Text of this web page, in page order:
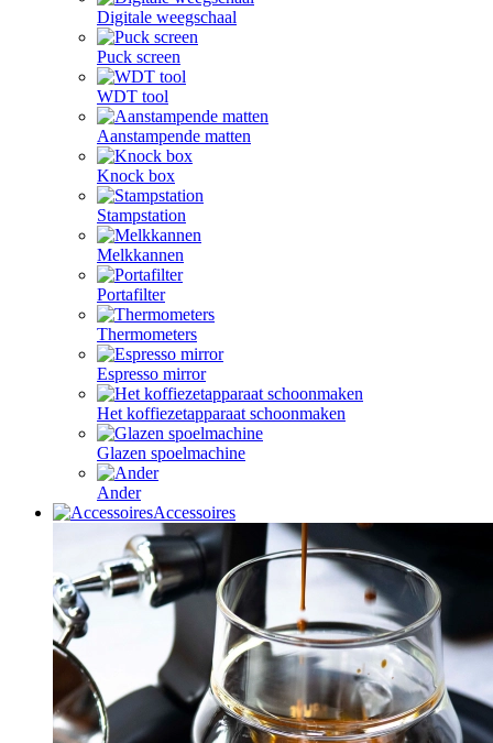
Digitale weegschaal
Puck screen
WDT tool
Aanstampende matten
Knock box
Stampstation
Melkkannen
Portafilter
Thermometers
Espresso mirror
Het koffiezetapparaat schoonmaken
Glazen spoelmachine
Ander
Accessoires